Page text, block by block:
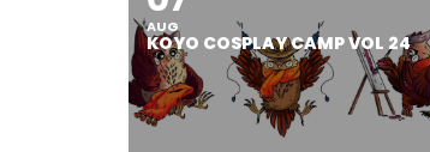
AUG
KOYO COSPLAY CAMP VOL 24